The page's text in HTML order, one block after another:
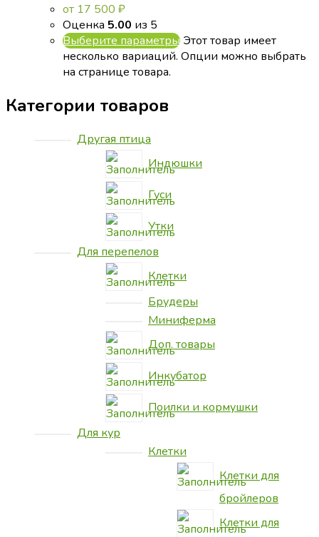
от 17 500 ₽
Оценка 5.00 из 5
Выберите параметры Этот товар имеет
несколько вариаций. Опции можно выбрать
на странице товара.
Категории товаров
Другая птица
Индюшки
Гуси
Утки
Для перепелов
Клетки
Брудеры
Миниферма
Доп. товары
Инкубатор
Поилки и кормушки
Для кур
Клетки
Клетки для
бройлеров
Клетки для